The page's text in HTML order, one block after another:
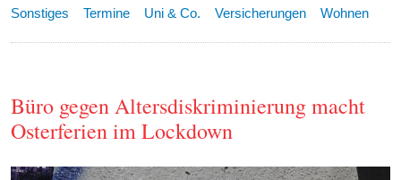
Sonstiges
Termine Uni & Co. Versicherungen Wohnen
Büro gegen Altersdiskriminierung macht
Osterferien im Lockdown